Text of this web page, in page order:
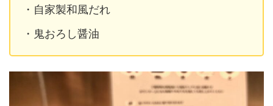
・自家製和風だれ
・鬼おろし醤油